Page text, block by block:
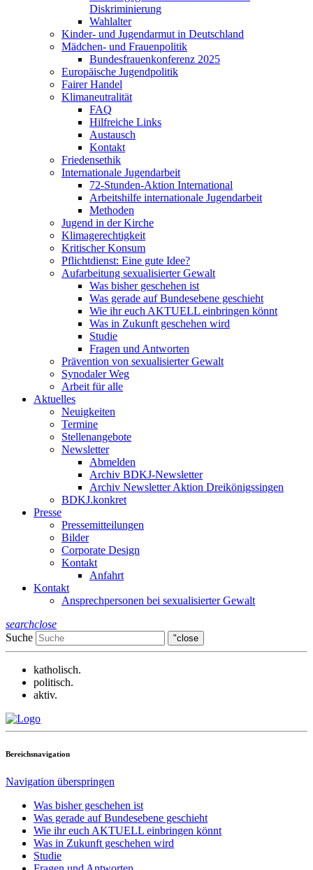
Diskriminierung
Wahlalter
Kinder- und Jugendarmut in Deutschland
Mädchen- und Frauenpolitik
Bundesfrauenkonferenz 2025
Europäische Jugendpolitik
Fairer Handel
Klimaneutralität
FAQ
Hilfreiche Links
Austausch
Kontakt
Friedensethik
Internationale Jugendarbeit
72-Stunden-Aktion International
Arbeitshilfe internationale Jugendarbeit
Methoden
Jugend in der Kirche
Klimagerechtigkeit
Kritischer Konsum
Pflichtdienst: Eine gute Idee?
Aufarbeitung sexualisierter Gewalt
Was bisher geschehen ist
Was gerade auf Bundesebene geschieht
Wie ihr euch AKTUELL einbringen könnt
Was in Zukunft geschehen wird
Studie
Fragen und Antworten
Prävention von sexualisierter Gewalt
Synodaler Weg
Arbeit für alle
Aktuelles
Neuigkeiten
Termine
Stellenangebote
Newsletter
Abmelden
Archiv BDKJ-Newsletter
Archiv Newsletter Aktion Dreikönigssingen
BDKJ.konkret
Presse
Pressemitteilungen
Bilder
Corporate Design
Kontakt
Anfahrt
Kontakt
Ansprechpersonen bei sexualisierter Gewalt
searchclose
Suche
"close
katholisch.
politisch.
aktiv.
Bereichsnavigation
Navigation überspringen
Was bisher geschehen ist
Was gerade auf Bundesebene geschieht
Wie ihr euch AKTUELL einbringen könnt
Was in Zukunft geschehen wird
Studie